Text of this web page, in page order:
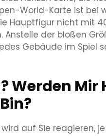
World-Karte ist bei
Hauptfigur nicht mit
Anstelle der bloßen
Gebäude im Spiel
Werden
auf Sie reagieren,